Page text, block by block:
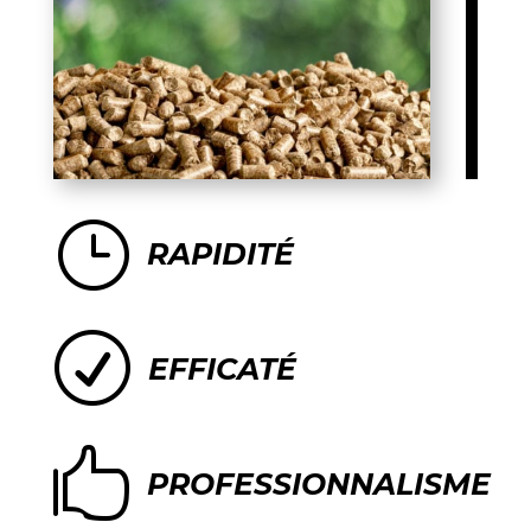
} RAPIDITÉ
R EFFICATÉ
 PROFESSIONNALISME